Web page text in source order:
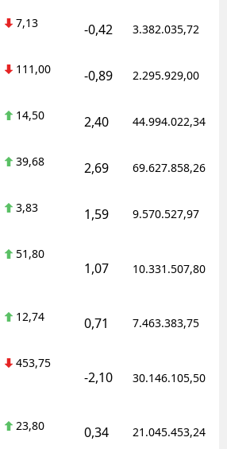
7,13 -0,42 3.382.035,72
111,00 -0,89 2.295.929,00
14,50 2,40 44.994.022,34
39,68 2,69 69.627.858,26
3,83 1,59 9.570.527,97
51,80
1,07 10.331.507,80
12,74 0,71 7.463.383,75
453,75
-2,10 30.146.105,50
23,80 0,34 21.045.453,24